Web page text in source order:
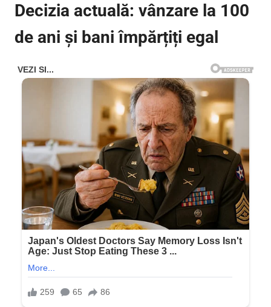
Decizia actuală: vânzare la 100
de ani și bani împărțiți egal